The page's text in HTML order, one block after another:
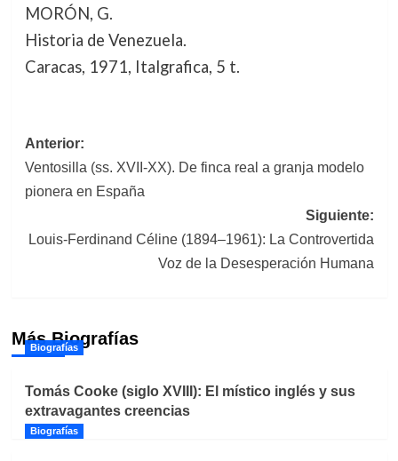
MORÓN, G.
Historia de Venezuela.
Caracas, 1971, Italgrafica, 5 t.
Navegación
de
entradas
Anterior:
Ventosilla (ss. XVII-XX). De finca real a granja modelo
pionera en España
Siguiente:
Louis-Ferdinand Céline (1894–1961): La Controvertida
Voz de la Desesperación Humana
Más Biografías
Biografías
Tomás Cooke (siglo XVIII): El místico inglés y sus
extravagantes creencias
Biografías